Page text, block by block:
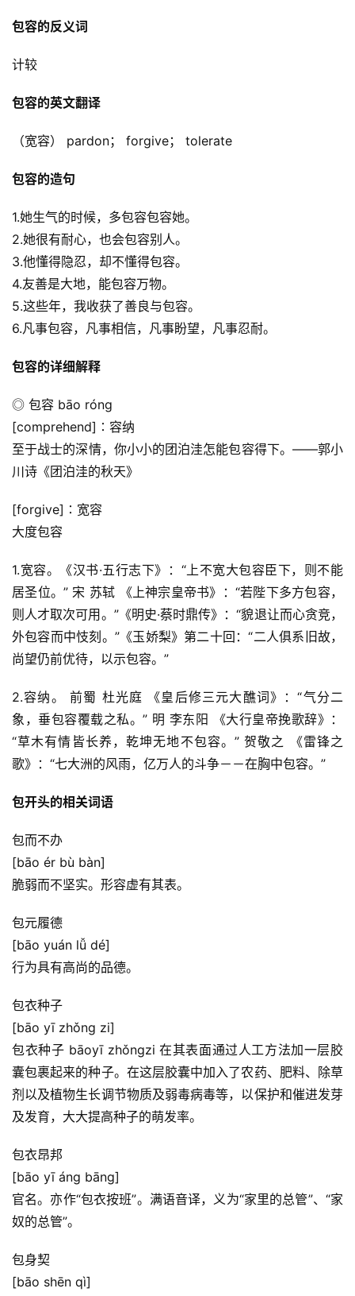
包容的反义词
计较
包容的英文翻译
（宽容） pardon； forgive； tolerate
包容的造句
1.她生气的时候，多包容包容她。
2.她很有耐心，也会包容别人。
3.他懂得隐忍，却不懂得包容。
4.友善是大地，能包容万物。
5.这些年，我收获了善良与包容。
6.凡事包容，凡事相信，凡事盼望，凡事忍耐。
包容的详细解释
◎ 包容 bāo róng
[comprehend]∶容纳
至于战士的深情，你小小的团泊洼怎能包容得下。——郭小
川诗《团泊洼的秋天》
[forgive]∶宽容
大度包容
1.宽容。《汉书·五行志下》：“上不宽大包容臣下，则不能
居圣位。” 宋 苏轼 《上神宗皇帝书》：“若陛下多方包容，
则人才取次可用。”《明史·蔡时鼎传》：“貌退让而心贪竞，
外包容而中忮刻。”《玉娇梨》第二十回：“二人俱系旧故，
尚望仍前优待，以示包容。”
2.容纳。 前蜀 杜光庭 《皇后修三元大醮词》：“气分二
象，垂包容覆载之私。” 明 李东阳 《大行皇帝挽歌辞》：
“草木有情皆长养，乾坤无地不包容。” 贺敬之 《雷锋之
歌》：“七大洲的风雨，亿万人的斗争－－在胸中包容。”
包开头的相关词语
包而不办
[bāo ér bù bàn]
脆弱而不坚实。形容虚有其表。
包元履德
[bāo yuán lǚ dé]
行为具有高尚的品德。
包衣种子
[bāo yī zhǒng zi]
包衣种子 bāoyī zhǒngzi 在其表面通过人工方法加一层胶
囊包裹起来的种子。在这层胶囊中加入了农药、肥料、除草
剂以及植物生长调节物质及弱毒病毒等，以保护和催进发芽
及发育，大大提高种子的萌发率。
包衣昂邦
[bāo yī áng bāng]
官名。亦作“包衣按班”。满语音译，义为“家里的总管”、“家
奴的总管”。
包身契
[bāo shēn qì]